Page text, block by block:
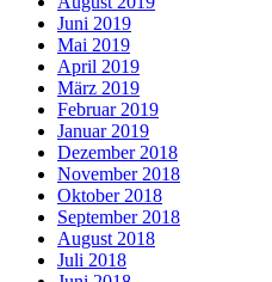
Juni 2019
Mai 2019
April 2019
März 2019
Februar 2019
Januar 2019
Dezember 2018
November 2018
Oktober 2018
September 2018
August 2018
Juli 2018